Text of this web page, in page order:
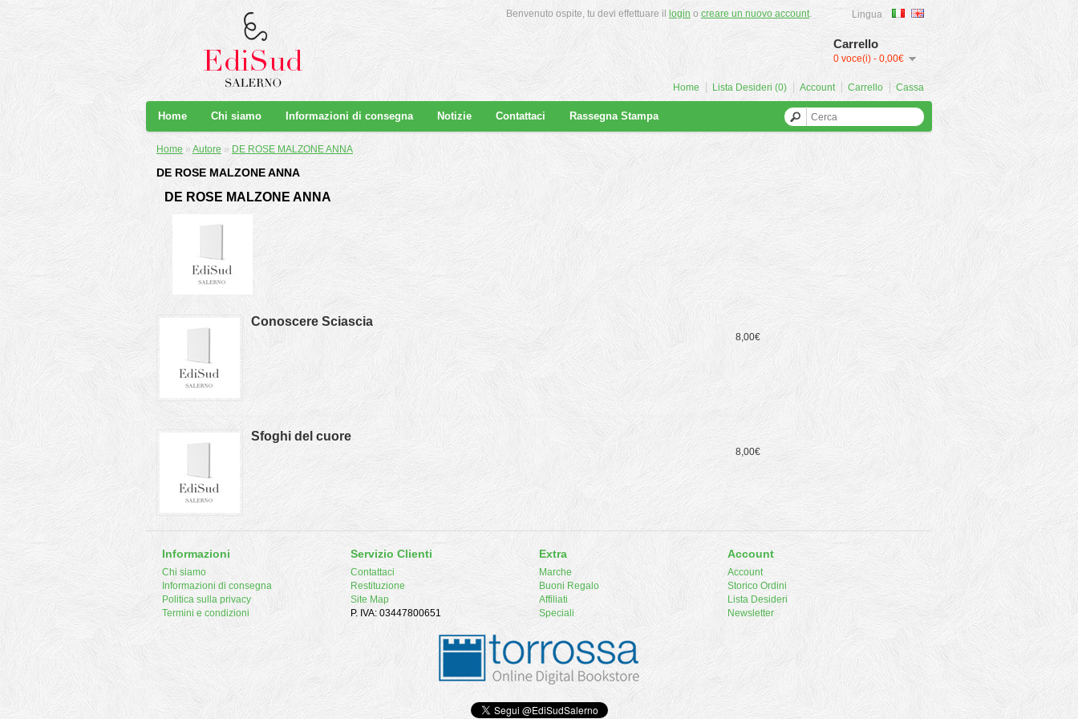
Lingua
Carrello
0 voce(i) - 0,00€
Benvenuto ospite, tu devi effettuare il login o creare un nuovo account.
Home Lista Desideri (0) Account Carrello Cassa
Home Chi siamo Informazioni di consegna Notizie Contattaci Rassegna Stampa
Home » Autore » DE ROSE MALZONE ANNA
DE ROSE MALZONE ANNA
DE ROSE MALZONE ANNA
Conoscere Sciascia
8,00€
Sfoghi del cuore
8,00€
Informazioni
Chi siamo
Informazioni di consegna
Politica sulla privacy
Termini e condizioni
Servizio Clienti
Contattaci
Restituzione
Site Map
P. IVA: 03447800651
Extra
Marche
Buoni Regalo
Affiliati
Speciali
Account
Account
Storico Ordini
Lista Desideri
Newsletter